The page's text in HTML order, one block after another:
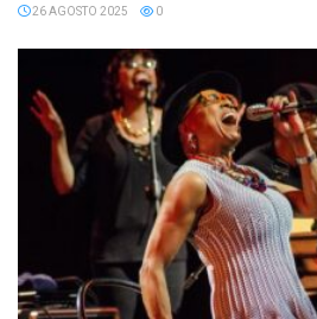
26 AGOSTO 2025 0